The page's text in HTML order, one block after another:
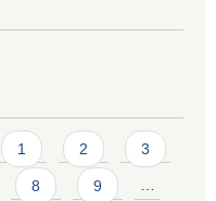
1 2 3
8 9 …